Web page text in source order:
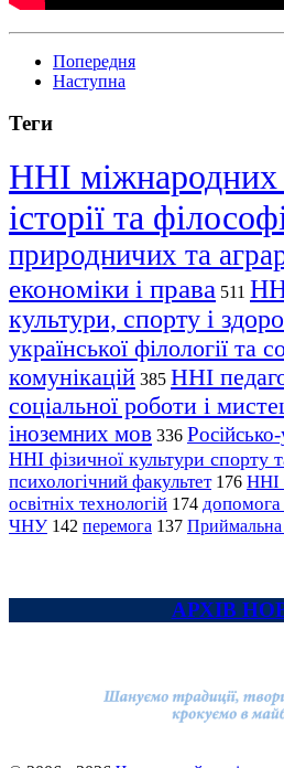
Попередня
Наступна
Теги
ННІ міжнародних
історії та
природничих та
економіки і права 511
культури, спорту і
української філології та
комунікацій 385 ННІ
соціальної роботи і
іноземних мов 336
ННІ фізичної культури спорту
психологічний факультет 176 ННІ
освітніх технологій 174
ЧНУ 142 перемога 137 Приймальна
АРХІВ